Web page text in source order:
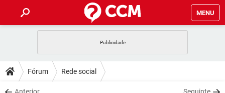
MENU
CELULAR
OUTLOOK
DICAS
JOGOS
DOWNLOADS
Fórum Rede social